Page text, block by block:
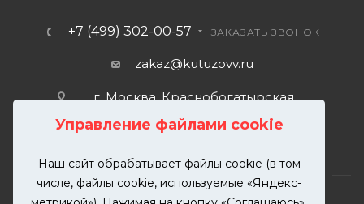
Управление файлами cookie
Наш сайт обрабатывает файлы cookie (в том
числе, файлы cookie, используемые «Яндекс-
+7 (499) 302-00-57 ЗАКАЗАТЬ ЗВОНОК
zakaz@kutuzovv.ru
г. Москва, Краснобогатырская